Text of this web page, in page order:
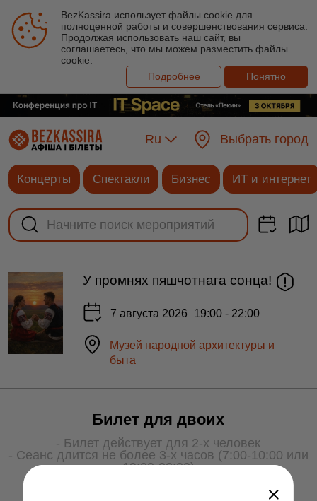
BezKassira использует файлы cookie для
полноценной работы и совершенствования сервиса.
Продолжая использовать наш сайт, вы
соглашаетесь, что мы можем разместить файлы
cookie.
Подробнее
Понятно
Ru Выбрать город
Концерты Спектакли Бизнес ИТ и интернет
У промнях пяшчотнага сонца!
7 августа 2026 19:00 - 22:00
Музей народной архитектуры и
быта
Билет для двоих
- Билет действует для 2-х человек
- Сеанс длится не более 3-х часов (7:00-10:00 или
19:00-22:00)